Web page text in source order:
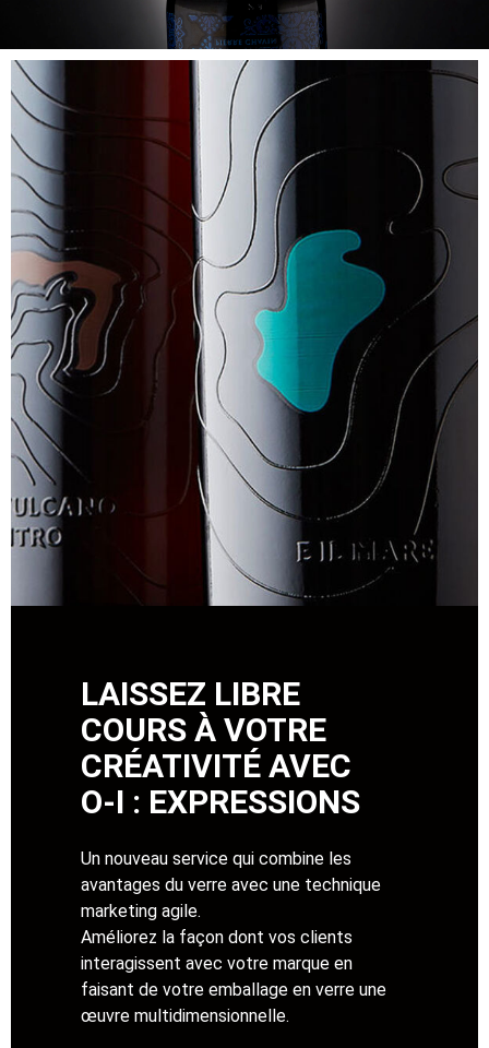
LAISSEZ LIBRE
COURS À VOTRE
CRÉATIVITÉ AVEC
O-I : EXPRESSIONS
Un nouveau service qui combine les
avantages du verre avec une technique
marketing agile.
Améliorez la façon dont vos clients
interagissent avec votre marque en
faisant de votre emballage en verre une
œuvre multidimensionnelle.